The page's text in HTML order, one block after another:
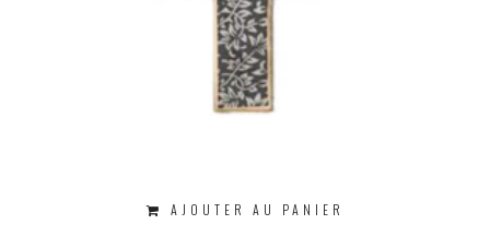
AJOUTER AU PANIER